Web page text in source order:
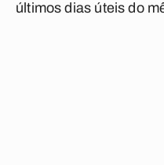
últimos dias úteis do